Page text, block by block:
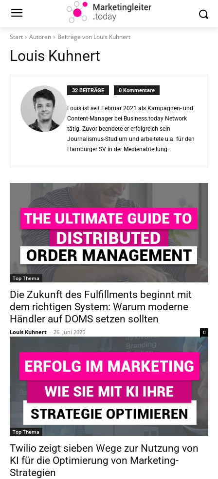
Start Autoren Beiträge von Louis Kuhnert
Louis Kuhnert
32 BEITRÄGE 0 Kommentare
Louis ist seit Februar 2021 als Kampagnen- und
Content-Manager bei Business.today Network
tätig. Zuvor beendete er erfolgreich sein
Journalismus-Studium und arbeitete u.a. für den
Hamburger SV in der Medienabteilung.
Top Thema
Die Zukunft des Fulfillments beginnt mit
dem richtigen System: Warum moderne
Händler auf DOMS setzen sollten
Louis Kuhnert - 26. Juni 2025 0
Top Thema
Twilio zeigt sieben Wege zur Nutzung von
KI für die Optimierung von Marketing-
Strategien